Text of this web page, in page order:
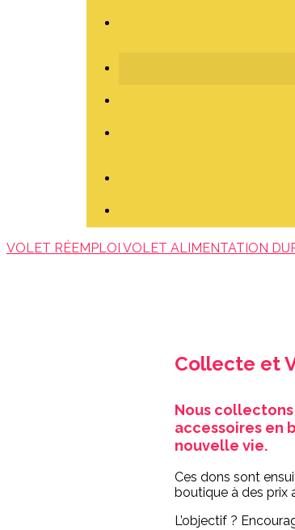
VOLET RÉEMPLOI VOLET ALIMENTATION
Collecte et
Nous
accessoires en
nouvelle vie.
Ces dons sont
boutique à des prix
L’objectif ?